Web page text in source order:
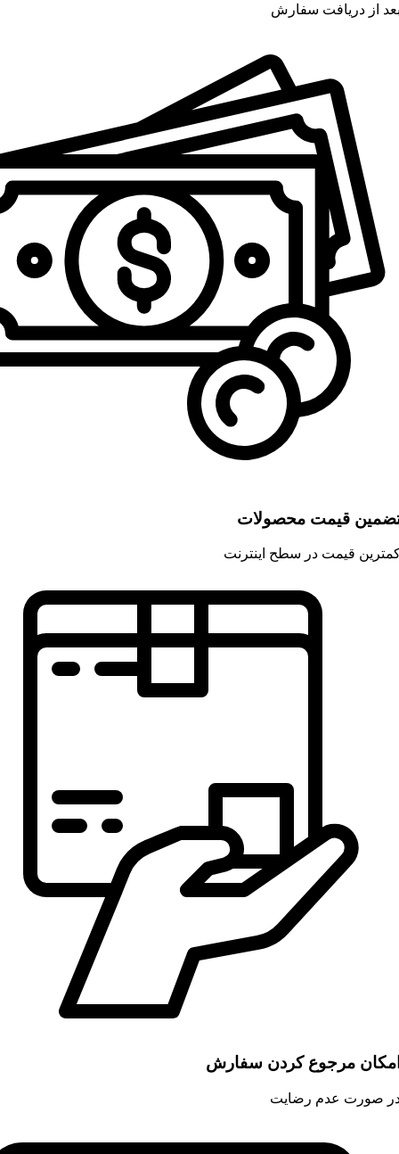
از دریافت سفارش
قیمت محصولات
قیمت در سطح اینترنت
مرجوع کردن سفارش
صورت عدم رضایت